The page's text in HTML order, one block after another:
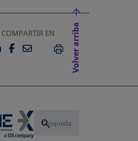
COMPARTIR EN
LINKEDIN
SE ABRE EN UNA PESTAÑA
FACEBOOK
SE ABRE EN UNA
EMAILIMPRIMIR
Volver arriba